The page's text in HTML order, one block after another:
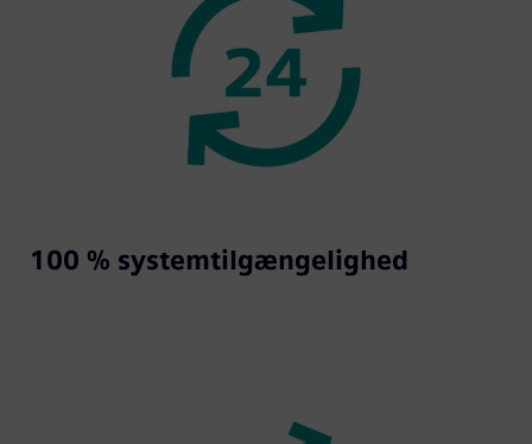
100 % systemtilgængelighed